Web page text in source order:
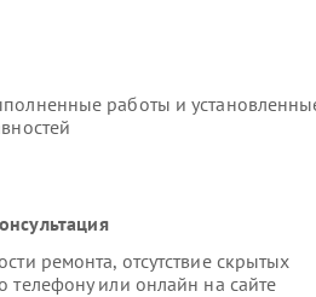
работы и
ремонта, отсутствие скрытых
телефону или онлайн на сайте